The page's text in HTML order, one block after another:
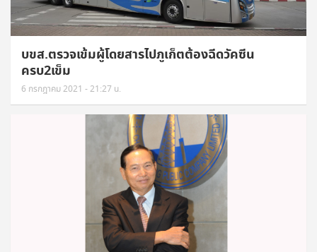
บขส.ตรวจเข้มผู้โดยสารไปภูเก็ตต้องฉีดวัคซีน
ครบ2เข็ม
6 กรกฎาคม 2021 - 21:27 น.